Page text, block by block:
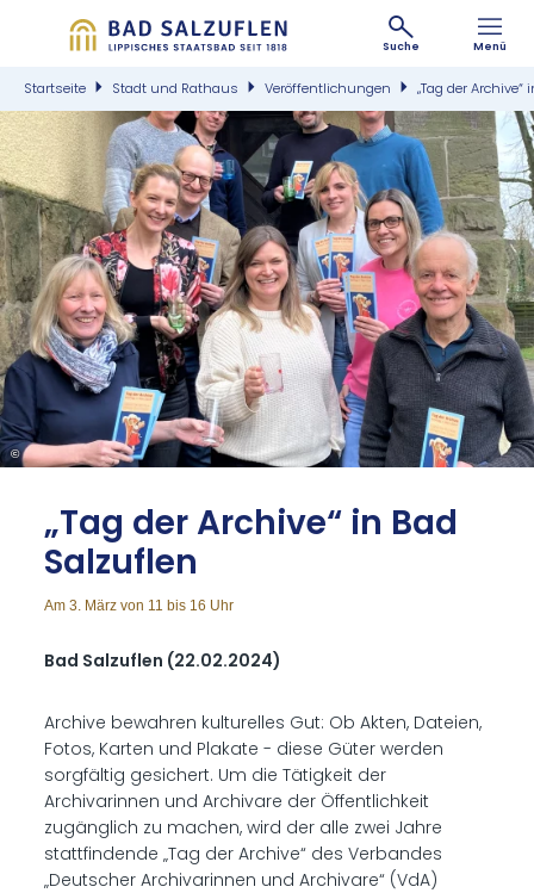
Suche Menü
Startseite Stadt und Rathaus Veröffentlichungen „Tag der
©
„Tag der Ar­chi­ve“ in Bad
Salz­uflen
Am 3. März von 11 bis 16 Uhr
Bad Salzuflen (22.02.2024)
Archive bewahren kulturelles Gut: Ob Akten, Dateien,
Fotos, Karten und Plakate - diese Güter werden
sorgfältig gesichert. Um die Tätigkeit der
Archivarinnen und Archivare der Öffentlichkeit
zugänglich zu machen, wird der alle zwei Jahre
stattfindende „Tag der Archive“ des Verbandes
„Deutscher Archivarinnen und Archivare“ (VdA)